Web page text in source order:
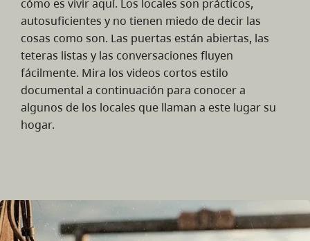
cómo es vivir aquí. Los locales son prácticos,
autosuficientes y no tienen miedo de decir las
cosas como son. Las puertas están abiertas, las
teteras listas y las conversaciones fluyen
fácilmente. Mira los videos cortos estilo
documental a continuación para conocer a
algunos de los locales que llaman a este lugar su
hogar.